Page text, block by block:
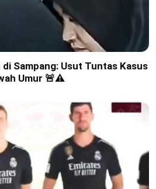
Sampang: Usut Tuntas Kasus
Umur 🚨⚠️